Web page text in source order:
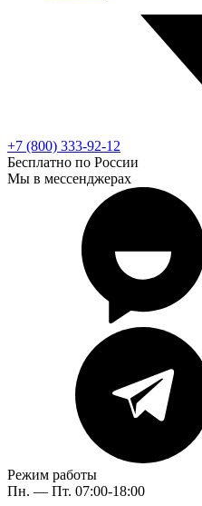
+7 (800) 333-92-12
Бесплатно по России
Мы в мессенджерах
Режим работы
Пн. — Пт. 07:00-18:00